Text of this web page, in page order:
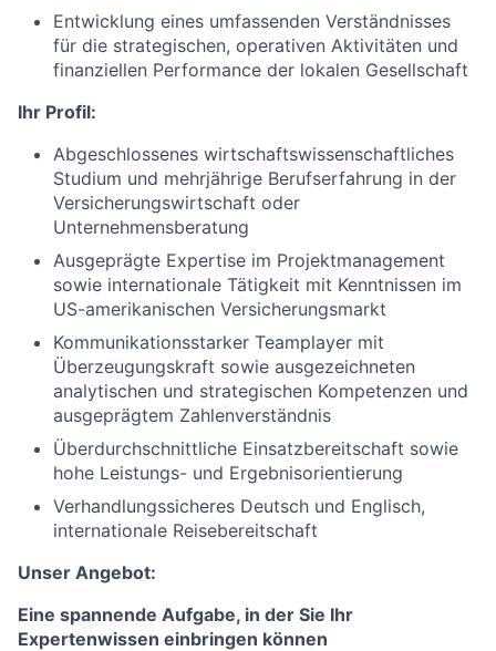
Entwicklung eines umfassenden Verständnisses
für die strategischen, operativen Aktivitäten und
finanziellen Performance der lokalen Gesellschaft
Ihr Profil:
Abgeschlossenes wirtschaftswissenschaftliches
Studium und mehrjährige Berufserfahrung in der
Versicherungswirtschaft oder
Unternehmensberatung
Ausgeprägte Expertise im Projektmanagement
sowie internationale Tätigkeit mit Kenntnissen im
US-amerikanischen Versicherungsmarkt
Kommunikationsstarker Teamplayer mit
Überzeugungskraft sowie ausgezeichneten
analytischen und strategischen Kompetenzen und
ausgeprägtem Zahlenverständnis
Überdurchschnittliche Einsatzbereitschaft sowie
hohe Leistungs- und Ergebnisorientierung
Verhandlungssicheres Deutsch und Englisch,
internationale Reisebereitschaft
Unser Angebot:
Eine spannende Aufgabe, in der Sie Ihr
Expertenwissen einbringen können